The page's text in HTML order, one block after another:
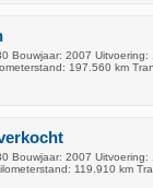
Bouwjaar: 2007
197.560 km
Bouwjaar: 2007
119.910 km